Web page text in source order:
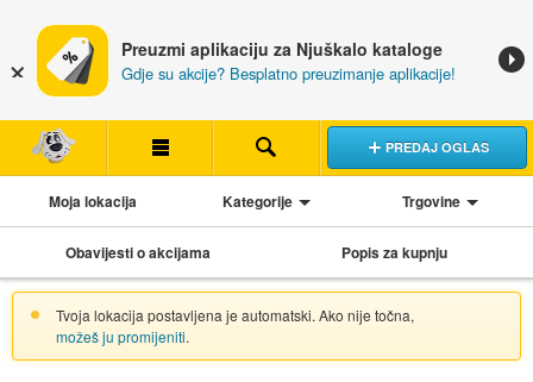
Preuzmi aplikaciju za Njuškalo kataloge
Gdje su akcije? Besplatno preuzimanje aplikacije!
PREDAJ OGLAS
Moja lokacija Kategorije Trgovine
Obavijesti o akcijama Popis za kupnju
Tvoja lokacija postavljena je automatski. Ako nije točna,
možeš ju promijeniti.